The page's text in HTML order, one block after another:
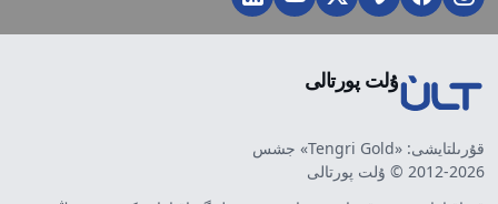
ۇلت پورتالى
قۇرىلتايشى: «Tengri Gold» جشس
2012-2026 © ۇلت پورتالى